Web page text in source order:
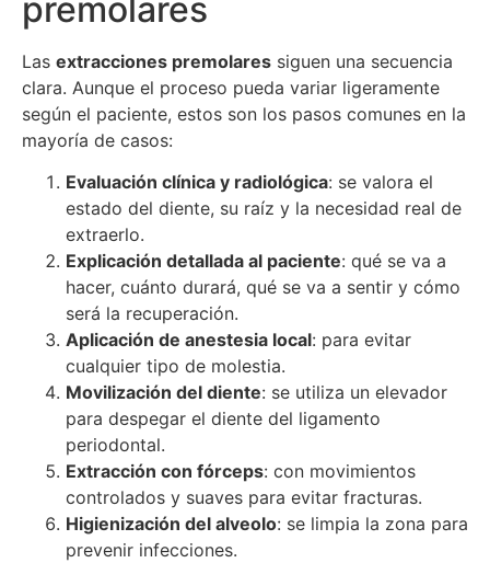
premolares
Las extracciones premolares siguen una secuencia
clara. Aunque el proceso pueda variar ligeramente
según el paciente, estos son los pasos comunes en la
mayoría de casos:
Evaluación clínica y radiológica: se valora el
estado del diente, su raíz y la necesidad real de
extraerlo.
Explicación detallada al paciente: qué se va a
hacer, cuánto durará, qué se va a sentir y cómo
será la recuperación.
Aplicación de anestesia local: para evitar
cualquier tipo de molestia.
Movilización del diente: se utiliza un elevador
para despegar el diente del ligamento
periodontal.
Extracción con fórceps: con movimientos
controlados y suaves para evitar fracturas.
Higienización del alveolo: se limpia la zona para
prevenir infecciones.